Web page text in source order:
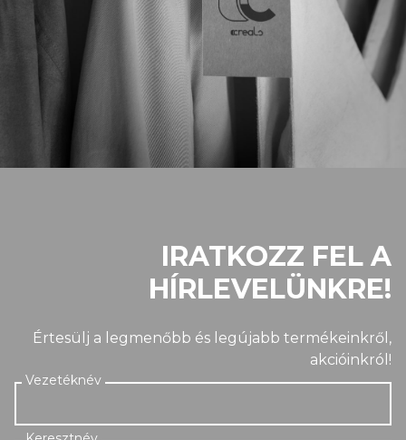
IRATKOZZ FEL A
HÍRLEVELÜNKRE!
Értesülj a legmenőbb és legújabb termékeinkről,
akcióinkról!